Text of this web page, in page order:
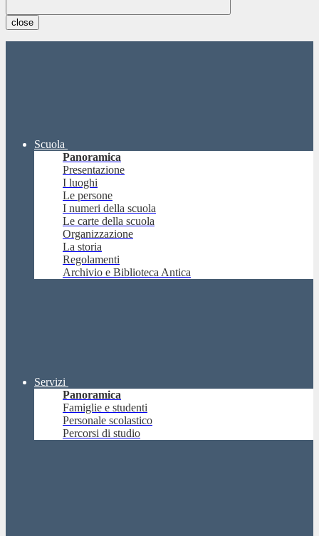
close
Scuola
Panoramica
Presentazione
I luoghi
Le persone
I numeri della scuola
Le carte della scuola
Organizzazione
La storia
Regolamenti
Archivio e Biblioteca Antica
Servizi
Panoramica
Famiglie e studenti
Personale scolastico
Percorsi di studio